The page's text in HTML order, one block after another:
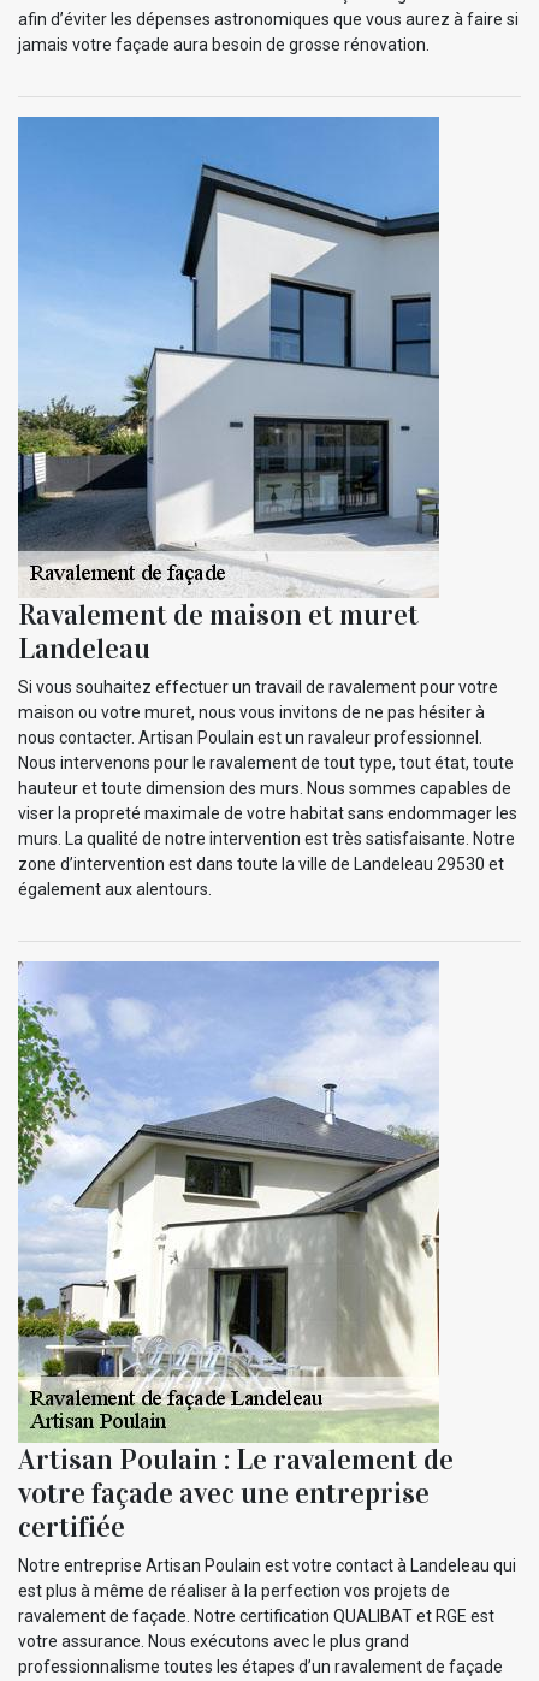
afin d’éviter les dépenses astronomiques que vous aurez à faire si
jamais votre façade aura besoin de grosse rénovation.
Ravalement de maison et muret
Landeleau
Si vous souhaitez effectuer un travail de ravalement pour votre
maison ou votre muret, nous vous invitons de ne pas hésiter à
nous contacter. Artisan Poulain est un ravaleur professionnel.
Nous intervenons pour le ravalement de tout type, tout état, toute
hauteur et toute dimension des murs. Nous sommes capables de
viser la propreté maximale de votre habitat sans endommager les
murs. La qualité de notre intervention est très satisfaisante. Notre
zone d’intervention est dans toute la ville de Landeleau 29530 et
également aux alentours.
Artisan Poulain : Le ravalement de
votre façade avec une entreprise
certifiée
Notre entreprise Artisan Poulain est votre contact à Landeleau qui
est plus à même de réaliser à la perfection vos projets de
ravalement de façade. Notre certification QUALIBAT et RGE est
votre assurance. Nous exécutons avec le plus grand
professionnalisme toutes les étapes d’un ravalement de façade